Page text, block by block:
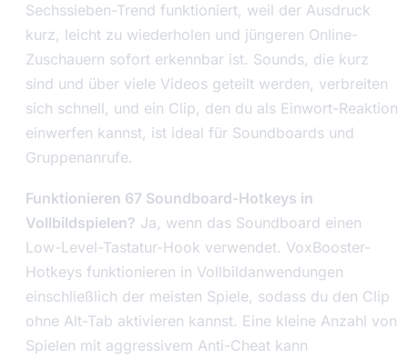
Sechssieben-Trend funktioniert, weil der Ausdruck
kurz, leicht zu wiederholen und jüngeren Online-
Zuschauern sofort erkennbar ist. Sounds, die kurz
sind und über viele Videos geteilt werden, verbreiten
sich schnell, und ein Clip, den du als Einwort-Reaktion
einwerfen kannst, ist ideal für Soundboards und
Gruppenanrufe.
Funktionieren 67 Soundboard-Hotkeys in
Vollbildspielen? Ja, wenn das Soundboard einen
Low-Level-Tastatur-Hook verwendet. VoxBooster-
Hotkeys funktionieren in Vollbildanwendungen
einschließlich der meisten Spiele, sodass du den Clip
ohne Alt-Tab aktivieren kannst. Eine kleine Anzahl von
Spielen mit aggressivem Anti-Cheat kann